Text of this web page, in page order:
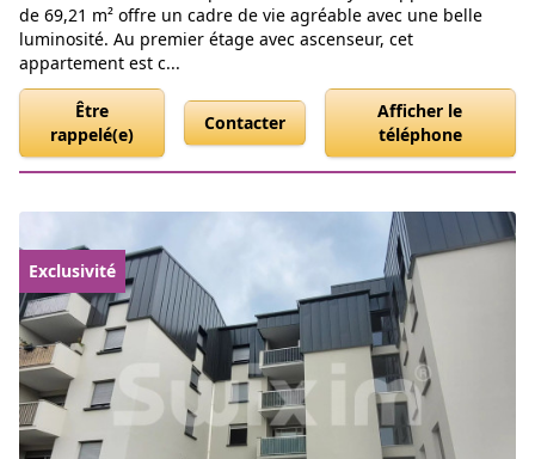
de 69,21 m² offre un cadre de vie agréable avec une belle
luminosité. Au premier étage avec ascenseur, cet
appartement est c...
Être
rappelé(e)
Contacter
Afficher le
téléphone
Exclusivité